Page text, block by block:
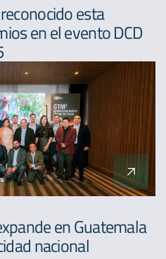
esta
en el evento DCD
en Guatemala
nacional